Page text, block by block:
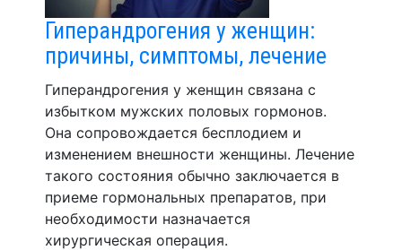
Гиперандрогения у женщин:
причины, симптомы, лечение
Гиперандрогения у женщин связана с
избытком мужских половых гормонов.
Она сопровождается бесплодием и
изменением внешности женщины. Лечение
такого состояния обычно заключается в
приеме гормональных препаратов, при
необходимости назначается
хирургическая операция.